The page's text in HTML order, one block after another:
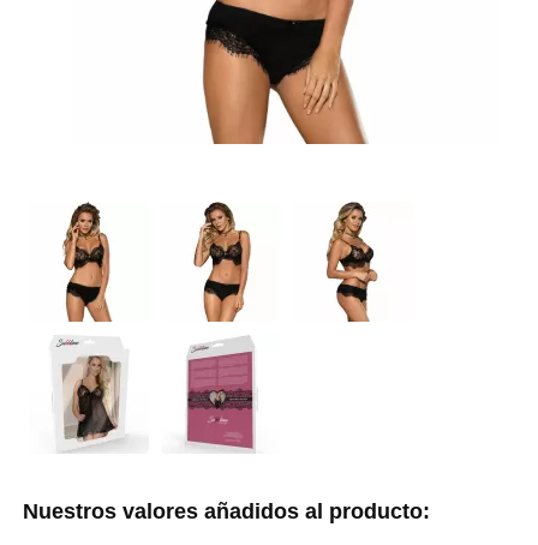
Nuestros valores añadidos al producto: